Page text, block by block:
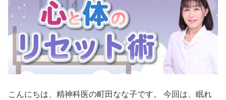
こんにちは、精神科医の町田なな子です。 今回は、眠れ